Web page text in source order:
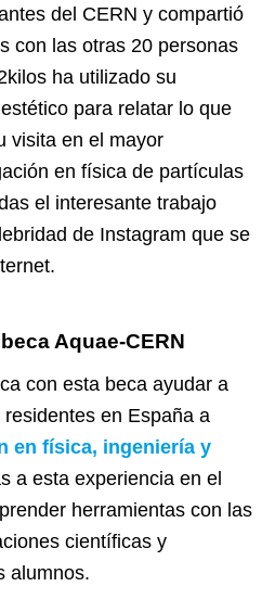
del CERN y compartió
con las otras 20 personas
ha utilizado su
para relatar lo que
visita en el mayor
en física de partículas
el interesante trabajo
de Instagram que se
Aquae-CERN
con esta beca ayudar a
en España a
en física, ingeniería y
a esta experiencia en el
herramientas con las
científicas y
alumnos.